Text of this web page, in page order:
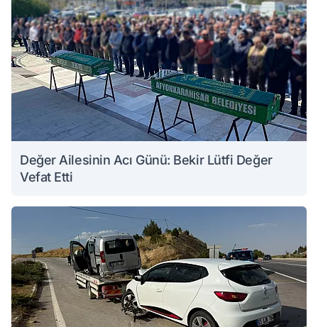
Değer Ailesinin Acı Günü: Bekir Lütfi Değer
Vefat Etti